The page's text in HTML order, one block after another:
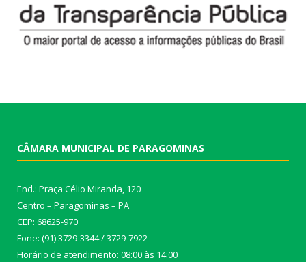
CÂMARA MUNICIPAL DE PARAGOMINAS
End.: Praça Célio Miranda, 120
Centro – Paragominas – PA
CEP: 68625-970
Fone: (91) 3729-3344 / 3729-7922
Horário de atendimento: 08:00 às 14:00